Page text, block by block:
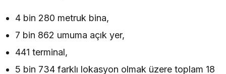
4 bin 280 metruk bina,
7 bin 862 umuma açık yer,
441 terminal,
5 bin 734 farklı lokasyon olmak üzere toplam 18